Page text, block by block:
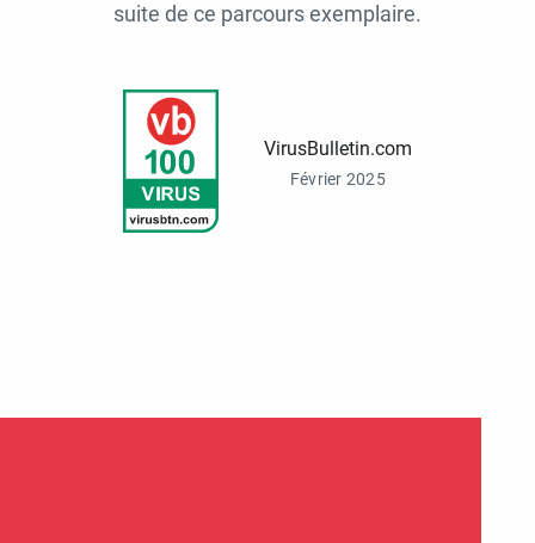
suite de ce parcours exemplaire.
VirusBulletin.com
Février 2025